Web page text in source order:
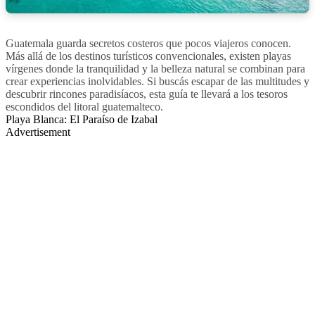
Guatemala guarda secretos costeros que pocos viajeros conocen.
Más allá de los destinos turísticos convencionales, existen playas
vírgenes donde la tranquilidad y la belleza natural se combinan para
crear experiencias inolvidables. Si buscás escapar de las multitudes y
descubrir rincones paradisíacos, esta guía te llevará a los tesoros
escondidos del litoral guatemalteco.
Playa Blanca: El Paraíso de Izabal
Advertisement